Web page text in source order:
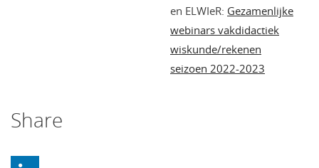
en ELWIeR: Gezamenlijke
webinars vakdidactiek
wiskunde/rekenen
seizoen 2022-2023
Share